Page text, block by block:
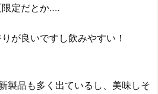
定だとか‥‥
が良いですし飲みやすい！
製品も多く出ているし、美味しそ